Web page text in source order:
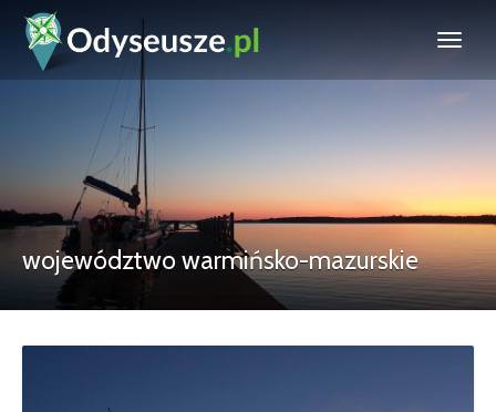
województwo warmińsko-mazurskie